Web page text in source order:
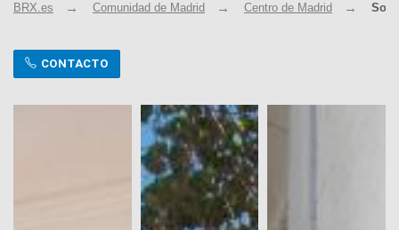
BRX.es Comunidad de Madrid Centro de Madrid
CONTACTO